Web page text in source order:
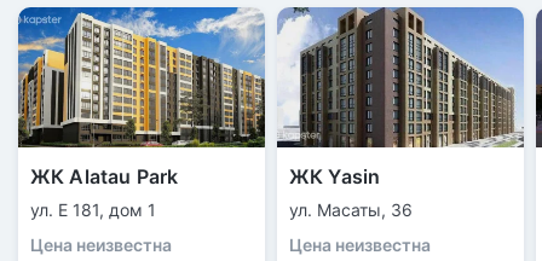
ЖК Alatau Park
ул. Е 181, дом 1
Цена неизвестна
ЖК Yasin
ул. Масаты, 36
Цена неизвестна